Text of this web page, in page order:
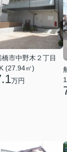
橋市中野木２丁目
(27.94㎡)
万円